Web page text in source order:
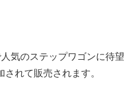
気のステップワゴンに待望
れて販売されます。